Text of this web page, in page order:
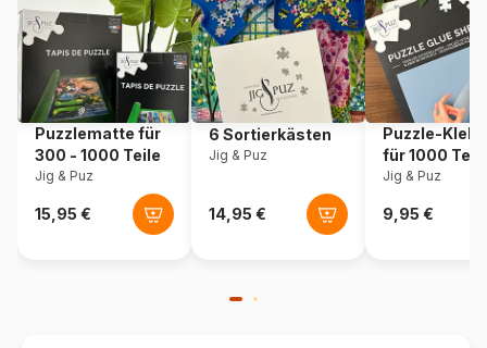
Maße 69 x 48 cm
Material Karton
Verpackung Puzzlekarton
Puzzlematte für
300 - 1000 Teile
Jig & Puz
6 Sortierkästen
Jig & Puz
Puzzle-
für 1000
Jig & Puz